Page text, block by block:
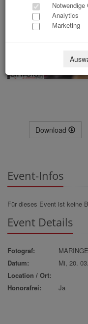
Download
Event-Infos
Für dieses Event ist keine
Event Details
Fotograf:
Datum:
Mi, 20.
Location / Ort:
Honorafrei:
Ja
Notwendige
Analytics
Marketing